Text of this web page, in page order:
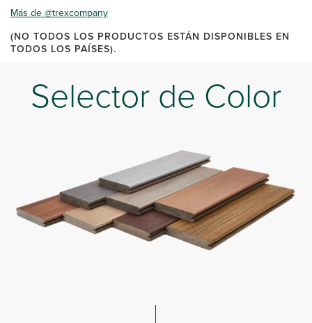
Más de @trexcompany
(NO TODOS LOS PRODUCTOS ESTÁN DISPONIBLES EN
TODOS LOS PAÍSES).
Selector de Color